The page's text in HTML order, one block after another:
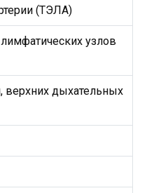
(ТЭЛА)
узлов
верхних дыхательных